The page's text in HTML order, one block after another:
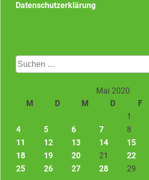
Datenschutzerklärung
Suchen
nach:
Mai 2020
M
D M D F
1
4
5 6 7 8
11
12 13 14 15
18
19 20 21 22
25
26 27 28 29